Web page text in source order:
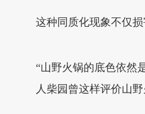
这种同质化现象不仅
“山野火锅的底色依然
人柴园曾这样评价山野